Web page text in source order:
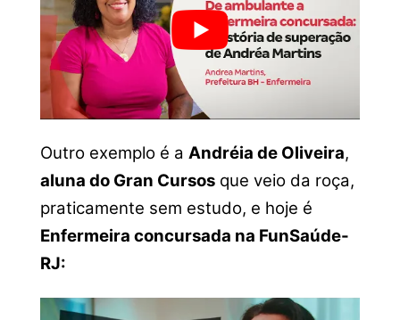
Outro exemplo é a Andréia de Oliveira,
aluna do Gran Cursosque veio da roça,
praticamente sem estudo, e hoje é
Enfermeira concursada na FunSaúde-
RJ: